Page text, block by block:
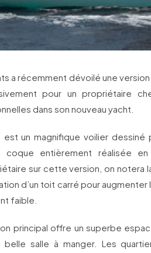
a récemment dévoilé une
pour un propriétaire
dans son nouveau yacht.
est un magnifique voilier dessiné
coque entièrement réalisée
sur cette version, on notera
d’un toit carré pour
faible.
principal offre un superbe
belle salle à manger. Les